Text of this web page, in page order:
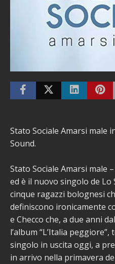
Stato Sociale Amarsi male
Sound.
Stato Sociale Amarsi male
ed è il nuovo singolo de Lo
cinque ragazzi bolognesi
definiscono ironicamente
e Checco che, a due anni
l’album “L’Italia
singolo in uscita oggi, a
in arrivo nella primavera